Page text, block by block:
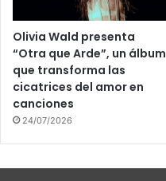
Olivia Wald presenta
“Otra que Arde”, un álbum
que transforma las
cicatrices del amor en
canciones
24/07/2026